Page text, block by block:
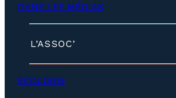
p
DANS LES MÉDIAS
L’ASSOC’
é
ÉCOLOGIE